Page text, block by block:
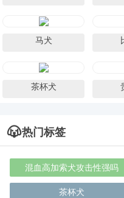
马犬
茶杯犬
热门标签
混血高加索犬攻击性强吗
茶杯犬